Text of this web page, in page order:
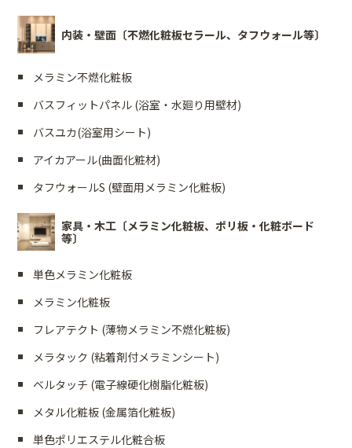
内装・壁面〔不燃化粧板セラール、タフウォール等〕
メラミン不燃化粧板
バスフィットパネル (浴室・水廻り用壁材)
バスユカ(浴室用シート)
アイカアール(曲面化粧材)
タフウォールS (壁面用メラミン化粧板)
家具・木工〔メラミン化粧板、ポリ板・化粧ボード
等〕
単色メラミン化粧板
メラミン化粧板
フレアテクト (薄物メラミン不燃化粧板)
メラタック (粘着剤付メラミンシート)
ベルタッチ (電子線硬化樹脂化粧板)
メタル化粧板 (金属箔化粧板)
単色ポリエステル化粧合板